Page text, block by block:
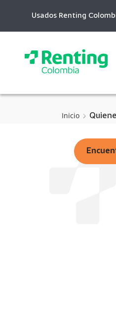
Content
Usados Renting
Inicio